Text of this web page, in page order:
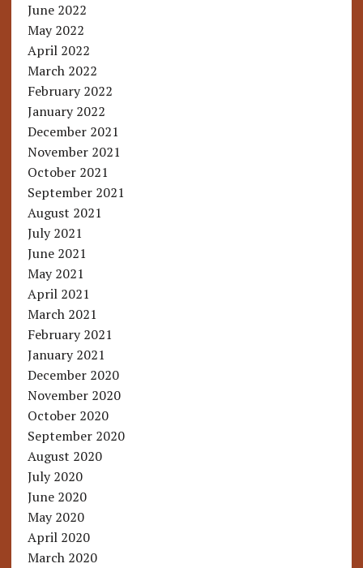
June 2022
May 2022
April 2022
March 2022
February 2022
January 2022
December 2021
November 2021
October 2021
September 2021
August 2021
July 2021
June 2021
May 2021
April 2021
March 2021
February 2021
January 2021
December 2020
November 2020
October 2020
September 2020
August 2020
July 2020
June 2020
May 2020
April 2020
March 2020